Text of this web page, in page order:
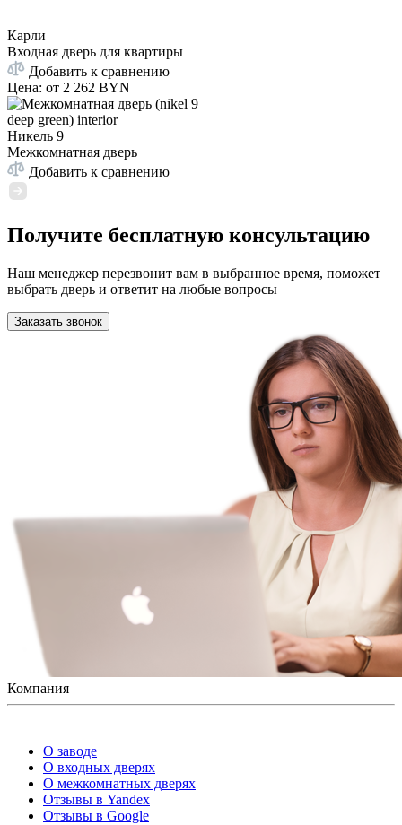
Карли
Входная дверь для квартиры
Добавить к сравнению
Цена: от 2 262 BYN
Никель 9
Межкомнатная дверь
Добавить к сравнению
Получите бесплатную консультацию
Наш менеджер перезвонит вам в выбранное время, поможет
выбрать дверь и ответит на любые вопросы
Заказать звонок
Компания
О заводе
О входных дверях
О межкомнатных дверях
Отзывы в Yandex
Отзывы в Google